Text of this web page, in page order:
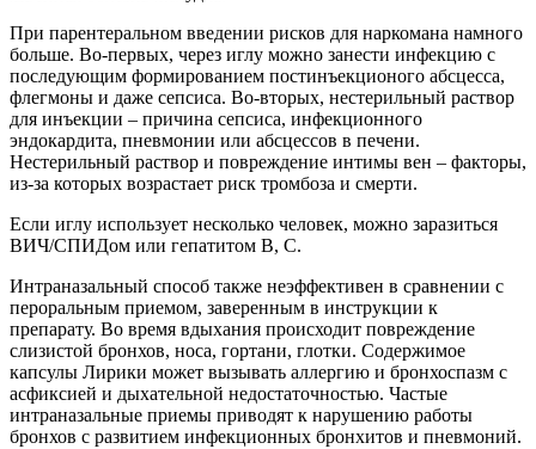
При парентеральном введении рисков для наркомана намного
больше. Во-первых, через иглу можно занести инфекцию с
последующим формированием постинъекционого абсцесса,
флегмоны и даже сепсиса. Во-вторых, нестерильный раствор
для инъекции – причина сепсиса, инфекционного
эндокардита, пневмонии или абсцессов в печени.
Нестерильный раствор и повреждение интимы вен – факторы,
из-за которых возрастает риск тромбоза и смерти.
Если иглу использует несколько человек, можно заразиться
ВИЧ/СПИДом или гепатитом В, С.
Интраназальный способ также неэффективен в сравнении с
пероральным приемом, заверенным в инструкции к
препарату. Во время вдыхания происходит повреждение
слизистой бронхов, носа, гортани, глотки. Содержимое
капсулы Лирики может вызывать аллергию и бронхоспазм с
асфиксией и дыхательной недостаточностью. Частые
интраназальные приемы приводят к нарушению работы
бронхов с развитием инфекционных бронхитов и пневмоний.